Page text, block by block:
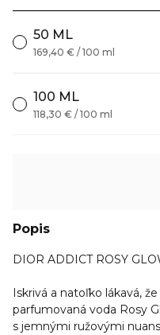
50 ML
169,40 € / 100 ml
100 ML
118,30 € / 100 ml
Popis
DIOR ADDICT ROSY
Iskrivá a natoľko lákavá,
parfumovaná voda Rosy
s jemnými ružovými